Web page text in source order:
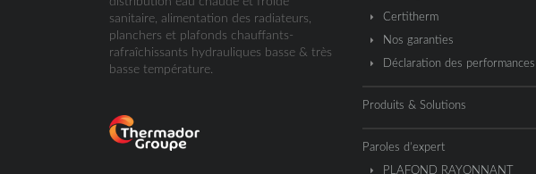
sanitaire, alimentation des radiateurs,
planchers et plafonds chauffants-
rafraîchissants hydrauliques basse & très
basse température.
Certitherm
Nos garanties
Déclaration des performances
Produits & Solutions
Paroles d’expert
PLAFOND RAYONNANT